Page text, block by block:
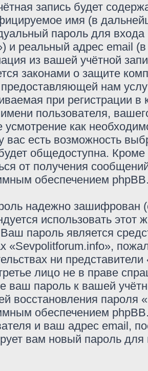
запись будет
имя (в
пароль для
и реальный адрес email
из вашей учётной
законами о защите
предоставляющей нам
при регистрации
пользователя,
усмотрение как
вас есть возможность
общедоступна. Кроме
от получения
обеспечением
надежно зашифрован
использовать этот
пароль является
«Sevpolitforum.info»,
ни
лицо не в праве
ваш пароль к вашей
восстановления пароля
обеспечением
и ваш адрес email,
вам новый пароль